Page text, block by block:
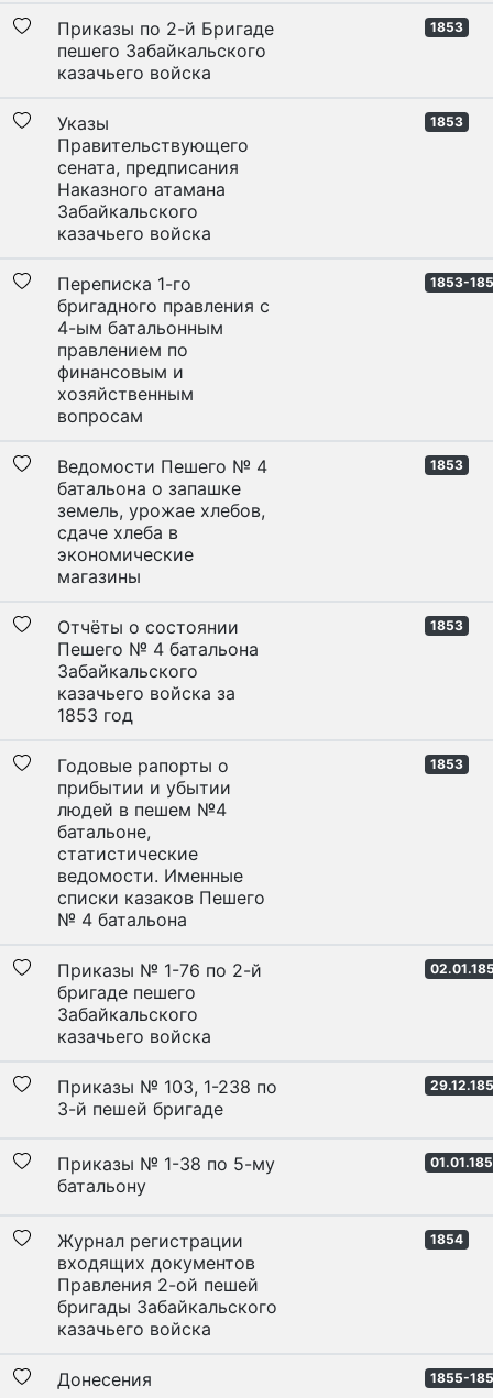
Приказы по 2-й Бригаде
пешего Забайкальского
казачьего войска
1853
Указы
Правительствующего
сената, предписания
Наказного атамана
Забайкальского
казачьего войска
1853
Переписка 1-го
бригадного правления с
4-ым батальонным
правлением по
финансовым и
хозяйственным
вопросам
1853-
Ведомости Пешего № 4
батальона о запашке
земель, урожае хлебов,
сдаче хлеба в
экономические
магазины
1853
Отчёты о состоянии
Пешего № 4 батальона
Забайкальского
казачьего войска за
1853 год
1853
Годовые рапорты о
прибытии и убытии
людей в пешем №4
батальоне,
статистические
ведомости. Именные
списки казаков Пешего
№ 4 батальона
1853
Приказы № 1-76 по 2-й
бригаде пешего
Забайкальского
казачьего войска
Приказы № 103, 1-238 по
3-й пешей бригаде
Приказы № 1-38 по 5-му
батальону
Журнал регистрации
входящих документов
Правления 2-ой пешей
бригады Забайкальского
казачьего войска
1854
Донесения
1855-